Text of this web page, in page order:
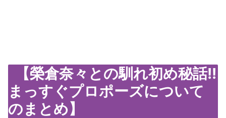
【榮倉奈々との馴れ初め秘話!!
まっすぐプロポーズについて
のまとめ】